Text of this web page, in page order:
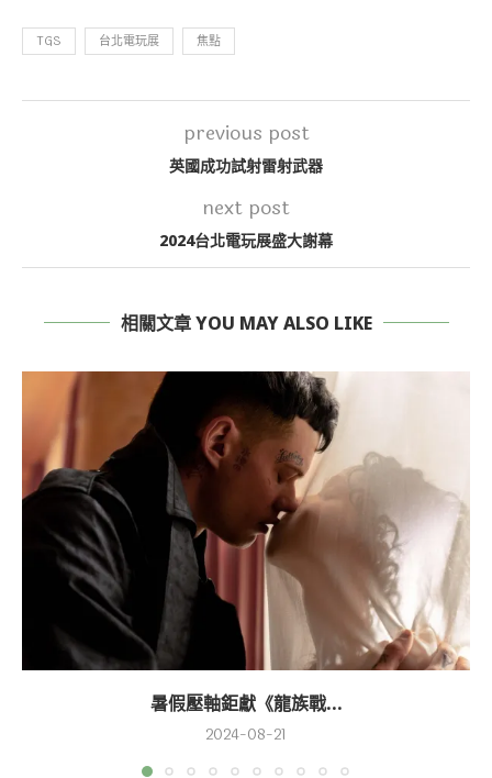
TGS 台北電玩展 焦點
previous post
英國成功試射雷射武器
next post
2024台北電玩展盛大謝幕
相關文章 YOU MAY ALSO LIKE
暑假壓軸鉅獻《龍族戰...
2024-08-21